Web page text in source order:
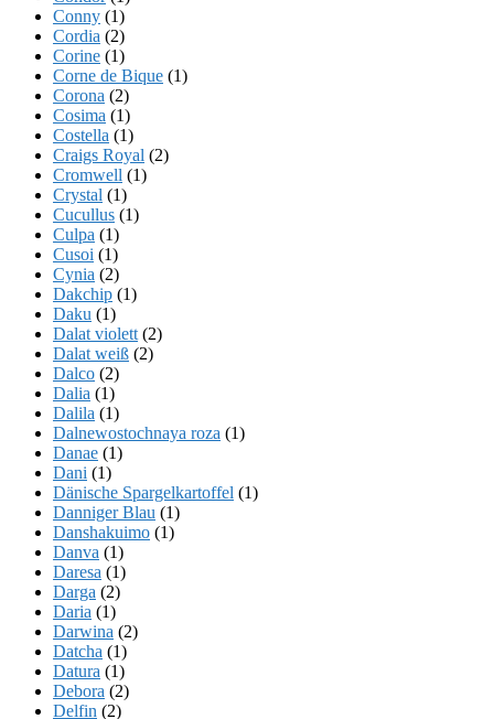
Conny (1)
Cordia (2)
Corine (1)
Corne de Bique (1)
Corona (2)
Cosima (1)
Costella (1)
Craigs Royal (2)
Cromwell (1)
Crystal (1)
Cucullus (1)
Culpa (1)
Cusoi (1)
Cynia (2)
Dakchip (1)
Daku (1)
Dalat violett (2)
Dalat weiß (2)
Dalco (2)
Dalia (1)
Dalila (1)
Dalnewostochnaya roza (1)
Danae (1)
Dani (1)
Dänische Spargelkartoffel (1)
Danniger Blau (1)
Danshakuimo (1)
Danva (1)
Daresa (1)
Darga (2)
Daria (1)
Darwina (2)
Datcha (1)
Datura (1)
Debora (2)
Delfin (2)